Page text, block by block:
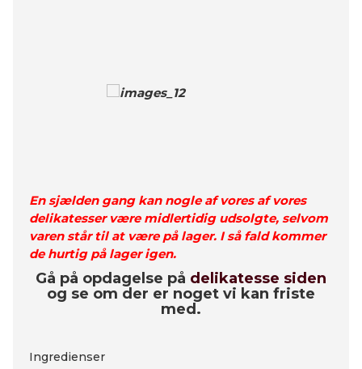
En sjælden gang kan nogle af vores af vores
delikatesser være midlertidig udsolgte, selvom
varen står til at være på lager. I så fald kommer
de hurtig på lager igen.
Gå på opdagelse på delikatesse siden
og se om der er noget vi kan friste
med.
Ingredienser